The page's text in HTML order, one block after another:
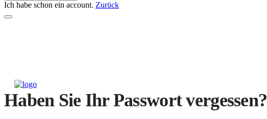
Ich habe schon ein account. Zurück
Haben Sie Ihr Passwort vergessen?